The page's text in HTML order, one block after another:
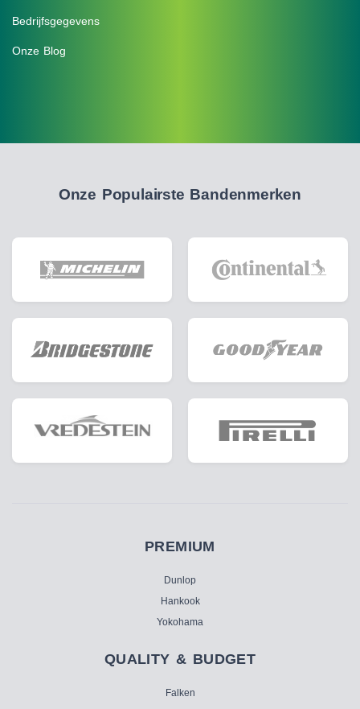
Bedrijfsgegevens
Onze Blog
Onze Populairste Bandenmerken
PREMIUM
Dunlop
Hankook
Yokohama
QUALITY & BUDGET
Falken